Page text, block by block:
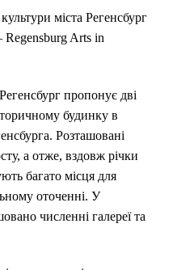
міста Регенсбург
Arts in
пропонує дві
будинку в
Розташовані
а отже, вздовж річки
багато місця для
оточенні. У
численні галереї та